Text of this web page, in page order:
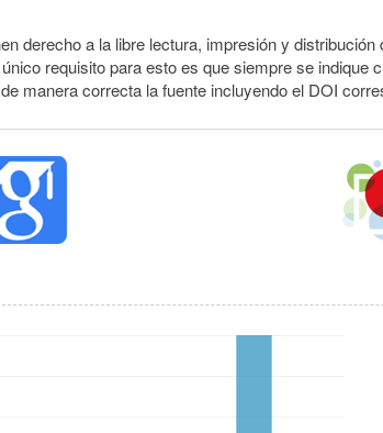
derecho a la libre lectura, impresión y
requisito para esto es que siempre se indique
manera correcta la fuente incluyendo el DOI